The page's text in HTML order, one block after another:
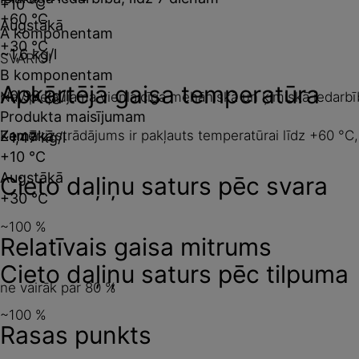
A komponentam
~1,6 kg/l
B komponentam
~0,99 kg/l
Produkta maisījumam
~1,47 kg/l
Cieto daļiņu saturs pēc svara
~100 %
Cieto daļiņu saturs pēc tilpuma
~100 %
+60 °C
SVARĪGI
Nav pieļaujama vienlaicīga mehāniskā un ķīmiskā
Kamēr izstrādājums ir pakļauts temperatūrai līdz +60
+10 °C
Augstākā
+30 °C
Apkārtējā gaisa temperatūra
Zemākā
+10 °C
Augstākā
+30 °C
Relatīvais gaisa mitrums
ne vairāk par 80 %
Rasas punkts